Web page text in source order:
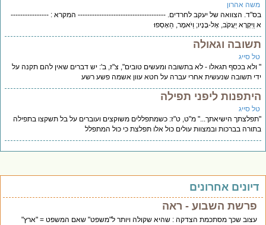
אהרון
הצוואה של יעקב לחרדים. ------------------------------------- המקרא : ----------------
יַעֲקֹב, אֶל-בָּנָיו; וַיֹּאמֶר, הֵאָסְפוּ
וגאולה
סייג
בכסף תגאלו - לא בתשובה ומעשים טובים", צ"ז, ב': יש דברים שאין להם תקנה על
תשובה שנעשית אחרי עברה על חטא עוון אשמה פשע רשע
ליפני תפילה
סייג
הישיאתך..." מ"ט, ט"ז: כשמתפללים משוקצים ועוברים על בל תשקצו בתפילה
בברכות ובמצוות עולים כול אלו תפלצת כי כול המתפלל
אחרונים
פרשת השבוע - ראה
עצוב שכך מסתכמת הצדקה : שהיא שקולה ויותר ל"משפט" שאם המשפט = "ארץ"